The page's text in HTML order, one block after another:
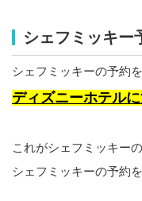
シェフミッキー
シェフミッキーの予約
ディズニーホテル
これがシェフミッキー
シェフミッキーの予約